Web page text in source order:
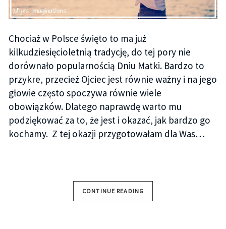
Chociaż w Polsce święto to ma już
kilkudziesięcioletnią tradycję, do tej pory nie
dorównało popularnością Dniu Matki. Bardzo to
przykre, przecież Ojciec jest równie ważny i na jego
głowie często spoczywa równie wiele
obowiązków. Dlatego naprawdę warto mu
podziękować za to, że jest i okazać, jak bardzo go
kochamy. Z tej okazji przygotowałam dla Was…
CONTINUE READING